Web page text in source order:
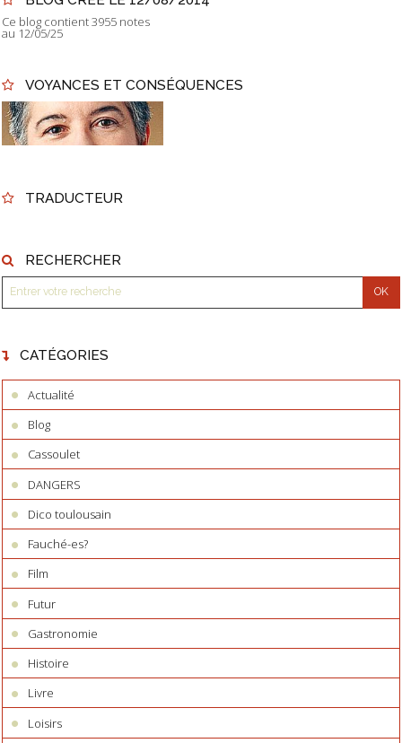
Ce blog contient 3955 notes
au 12/05/25
VOYANCES ET CONSÉQUENCES
TRADUCTEUR
RECHERCHER
CATÉGORIES
Actualité
Blog
Cassoulet
DANGERS
Dico toulousain
Fauché-es?
Film
Futur
Gastronomie
Histoire
Livre
Loisirs